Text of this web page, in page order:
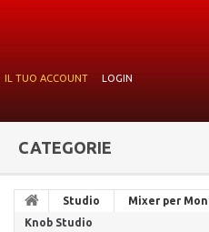
IL TUO ACCOUNT
LOGIN
CATEGORIE
Studio Mixer per
Knob Studio